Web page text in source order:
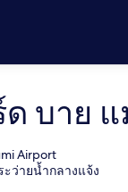
บาย
Airport
ว่ายน้ำกลางแจ้ง